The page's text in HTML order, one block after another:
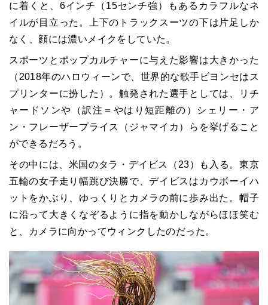
に着くと、6インチ（15センチ強）もあるカラフルなネ
イルが目立った。上下のトラックスーツの下は片足しか
なく、顔には濃いメイクをしていた。
スポーツとポップカルチャーに与えた影響は大きかった
（2018年のハロウィーンで、世界的な歌手ビヨンセはス
プリンターに扮した）。触発された選手としては、リチ
ャードソンや（訳注＝やはり短距離の）シェリー・ア
ン・フレーザープライス（ジャマイカ）らを挙げること
ができるだろう。
その中には、米国のタラ・デイビス（23）も入る。東京
五輪の女子走り幅跳び決勝で、デイビスはカウボーイハ
ットをかぶり、ゆっくりとカメラの前に歩み出た。帽子
に沿って大きくなぞるように指を動かしながらほほ笑む
と、カメラに向かってウィンクしたのだった。